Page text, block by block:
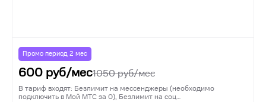
Промо период 2 мес
600 руб/мес1050руб/мес
В тариф входят: Безлимит на мессенджеры (необходимо
подключить в Мой МТС за 0), Безлимит на соц…